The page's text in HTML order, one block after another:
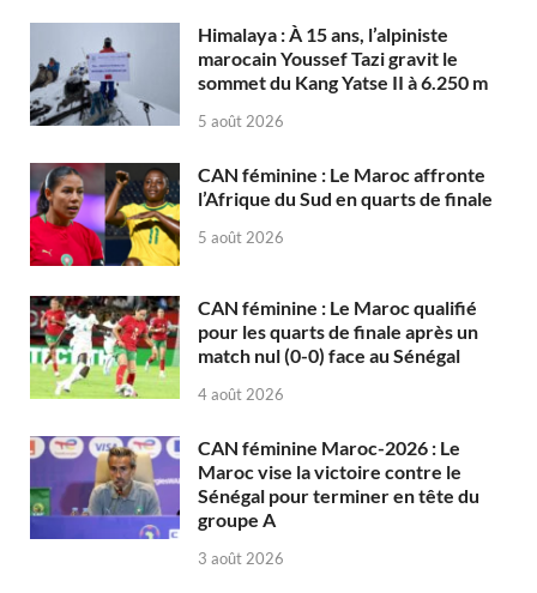
Himalaya : À 15 ans, l’alpiniste
marocain Youssef Tazi gravit le
sommet du Kang Yatse II à 6.250 m
5 août 2026
CAN féminine : Le Maroc affronte
l’Afrique du Sud en quarts de finale
5 août 2026
CAN féminine : Le Maroc qualifié
pour les quarts de finale après un
match nul (0-0) face au Sénégal
4 août 2026
CAN féminine Maroc-2026 : Le
Maroc vise la victoire contre le
Sénégal pour terminer en tête du
groupe A
3 août 2026